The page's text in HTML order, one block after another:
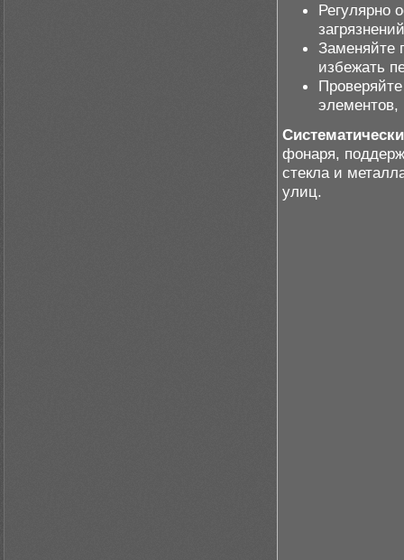
Регулярно
Заменяйте
избежать
элементов,
фонаря,
стекла и
улиц.